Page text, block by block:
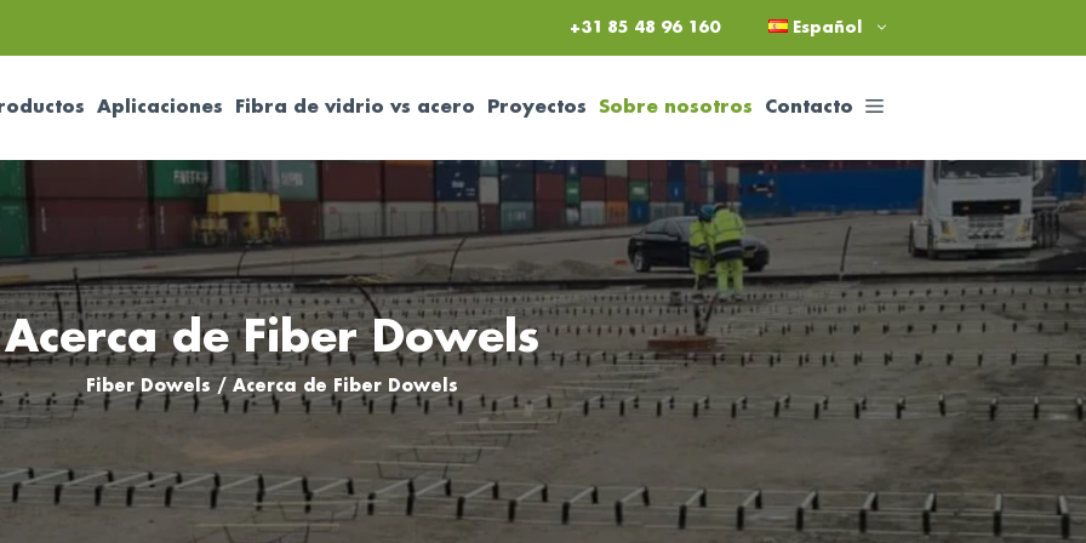
+31 85 48 96 160 Español
Aplicaciones Fibra de vidrio vs acero Proyectos Sobre nosotros Contacto
Acerca de Fiber Dowels
Fiber Dowels / Acerca de Fiber Dowels